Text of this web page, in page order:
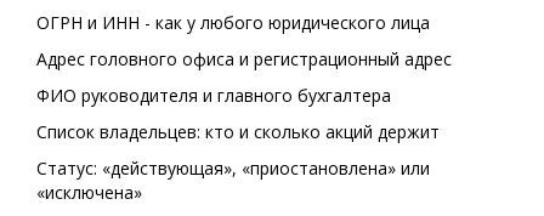
ОГРН и ИНН - как у любого юридического лица
Адрес головного офиса и регистрационный адрес
ФИО руководителя и главного бухгалтера
Список владельцев: кто и сколько акций держит
Статус: «действующая», «приостановлена» или
«исключена»